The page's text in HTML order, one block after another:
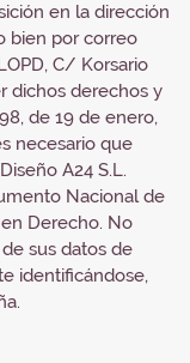
en la dirección
bien por correo
C/ Korsario
dichos derechos y
de 19 de enero,
necesario que
A24 S.L.
Nacional de
Derecho. No
sus datos de
identificándose,